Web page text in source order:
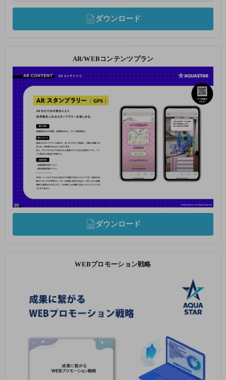
ダウンロード
AR/WEBコンテンツプラン
ダウンロード
WEBプロモーション戦略